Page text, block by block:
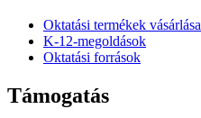
Oktatási termékek vásárlása
K-12-megoldások
Oktatási források
Támogatás